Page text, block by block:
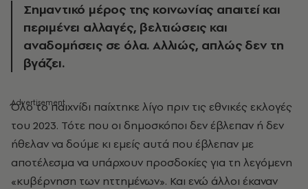
Σημαντικό μέρος της κοινωνίας απαιτεί και
περιμένει αλλαγές, βελτιώσεις και
αναδομήσεις σε όλα. Αλλιώς, απλώς δεν τη
βγάζει.
Όλο το παιχνίδι παίχτηκε λίγο πριν τις εθνικές εκλογές
του 2023. Τότε που οι δημοσκόποι δεν έβλεπαν ή δεν
ήθελαν να δούμε κι εμείς αυτά που έβλεπαν με
αποτέλεσμα να υπάρχουν προσδοκίες για τη λεγόμενη
«κυβέρνηση των ηττημένων». Και ενώ άλλοι έκαναν